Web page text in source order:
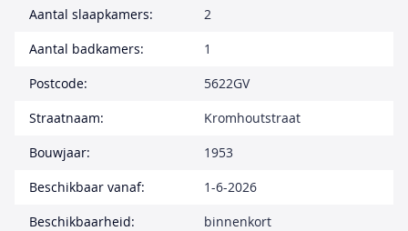
Aantal slaapkamers:
2
Aantal badkamers:
1
Postcode:
5622GV
Straatnaam:
Kromhoutstraat
Bouwjaar:
1953
Beschikbaar vanaf:
1-6-2026
Beschikbaarheid:
binnenkort